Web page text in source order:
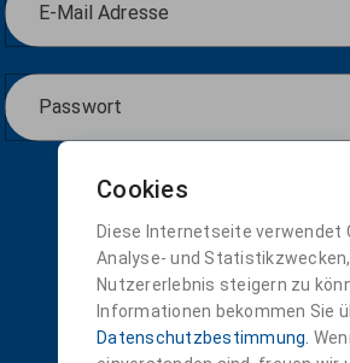
E-Mail Adresse
Passwort
Cookies
Diese Internetseite verwendet
Analyse- und
Nutzererlebnis steigern zu
Informationen bekommen Sie
Datenschutzbestimmung.